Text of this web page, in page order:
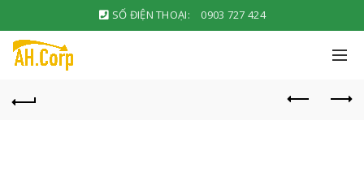
SỐ ĐIỆN THOẠI: 0903 727 424